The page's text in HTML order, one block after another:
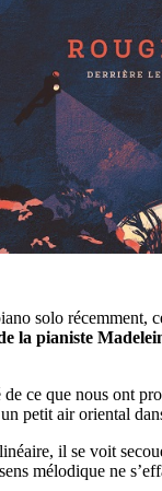
solo
la pianiste
ce que nous ont
petit air oriental
il se voit
mélodique ne